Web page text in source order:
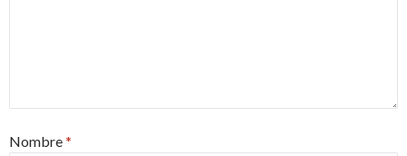
Nombre*